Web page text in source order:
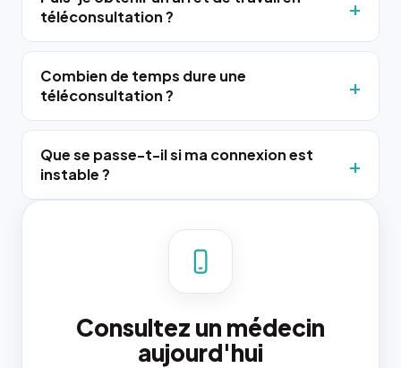
téléconsultation ?
Combien de temps dure une
téléconsultation ?
Que se passe-t-il si ma connexion est
instable ?
Consultez un médecin
aujourd'hui